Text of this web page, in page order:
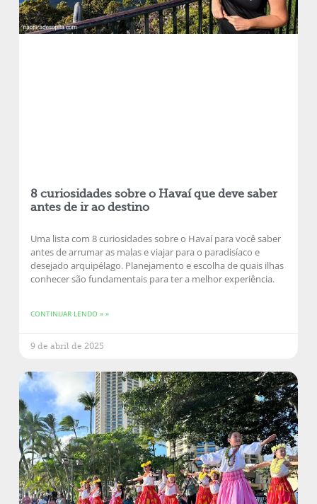
8 curiosidades sobre o Havaí que deve saber
antes de ir ao destino
Uma lista com 8 curiosidades sobre o Havaí para você saber
antes de arrumar as malas e viajar para o paradisíaco e
desejado arquipélago. Planejamento e escolha de quais ilhas
conhecer são fundamentais para ter a melhor experiência.
CONTINUAR LENDO » »
9 de abril de 2025